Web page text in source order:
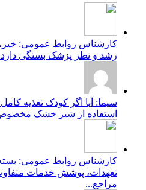
کارشناس روابط عمومی:
رشد و نظر پزشک بستگی
سیما: آیا اگر کودک تغذیه
استفاده از شیر خشک
کارشناس روابط عمومی:
تعهدات، پوشش خدمات
مراجع...